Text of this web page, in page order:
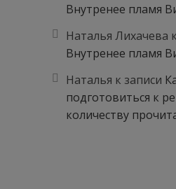
Внутренее пламя
Наталья Лихачева
Внутренее пламя
Наталья к записи
подготовиться к
количеству